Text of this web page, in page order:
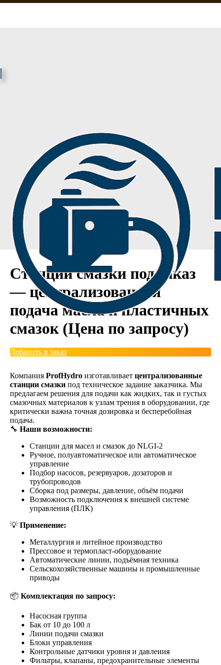
Станции смазки под заказ
— централизованная
подача масла и пластичных
смазок (Цена по запросу)
Добавить в заказ
Компания ProfHydro изготавливает централизованные
станции смазки под техническое задание заказчика. Мы
предлагаем решения для подачи как жидких, так и густых
смазочных материалов к узлам трения в оборудовании, где
критически важна точная дозировка и бесперебойная
подача.
🔧 Наши возможности:
Станции для масел и смазок до NLGI-2
Ручное, полуавтоматическое или автоматическое
управление
Подбор насосов, резервуаров, дозаторов и
трубопроводов
Сборка под размеры, давление, объём подачи
Возможность подключения к внешней системе
управления (ПЛК)
💡 Применение:
Металлургия и литейное производство
Прессовое и термопласт-оборудование
Автоматические линии, подъёмная техника
Сельскохозяйственные машины и промышленные
приводы
📦 Комплектация по запросу:
Насосная группа
Бак от 10 до 100 л
Линии подачи смазки
Блоки управления
Контрольные датчики уровня и давления
Фильтры, клапаны, предохранительные элементы